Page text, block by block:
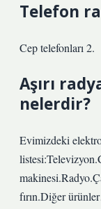
Telefon
Cep telefonları 2.
Aşırı
nelerdir?
Evimizdeki
fırın.Diğer